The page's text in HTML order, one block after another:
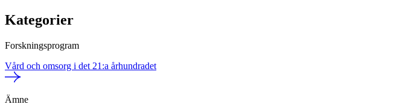
Kategorier
Forskningsprogram
Vård och omsorg i det 21:a århundradet
Ämne